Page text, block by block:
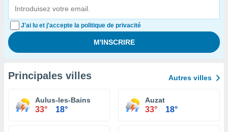
J'ai lu et j'accepte la politique de privacité
Principales villes Autres villes
Aulus-les-Bains
33° 18°
Auzat
33° 18°